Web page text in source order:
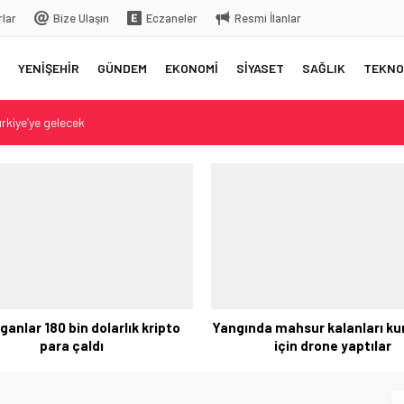
Bize Ulaşın Eczaneler Resmi İlanlar
YENİŞEHİR GÜNDEM EKONOMİ SİYASET SAĞLIK
bıraktığı yazı…
yaşandı
180 bin dolarlık kripto
para çaldı
Yangında mahsur kalanları
için drone yaptılar